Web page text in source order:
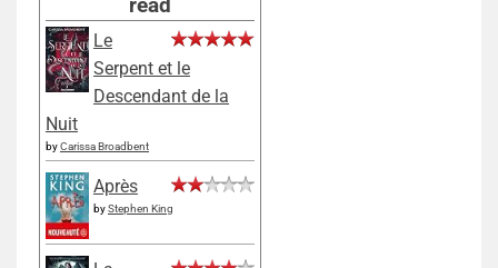
Le
Serpent et le
Descendant de la
Nuit
byCarissa Broadbent
Après
byStephen King